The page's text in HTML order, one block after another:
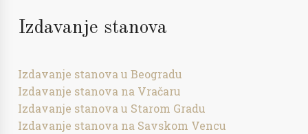
Izdavanje stanova
Izdavanje stanova u Beogradu
Izdavanje stanova na Vračaru
Izdavanje stanova u Starom Gradu
Izdavanje stanova na Savskom Vencu